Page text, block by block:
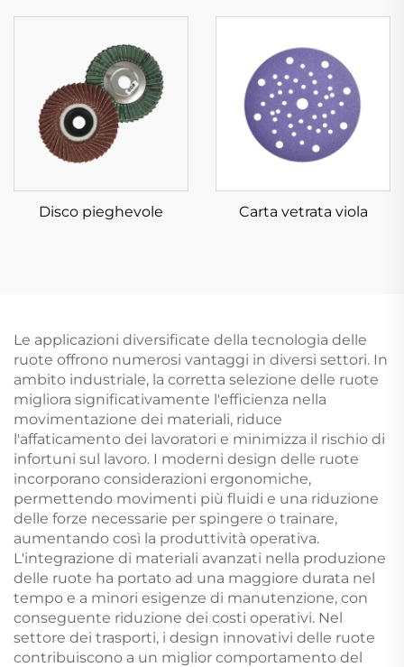
Disco pieghevole Carta vetrata viola
Le applicazioni diversificate della tecnologia delle
ruote offrono numerosi vantaggi in diversi settori. In
ambito industriale, la corretta selezione delle ruote
migliora significativamente l'efficienza nella
movimentazione dei materiali, riduce
l'affaticamento dei lavoratori e minimizza il rischio di
infortuni sul lavoro. I moderni design delle ruote
incorporano considerazioni ergonomiche,
permettendo movimenti più fluidi e una riduzione
delle forze necessarie per spingere o trainare,
aumentando così la produttività operativa.
L'integrazione di materiali avanzati nella produzione
delle ruote ha portato ad una maggiore durata nel
tempo e a minori esigenze di manutenzione, con
conseguente riduzione dei costi operativi. Nel
settore dei trasporti, i design innovativi delle ruote
contribuiscono a un miglior comportamento del